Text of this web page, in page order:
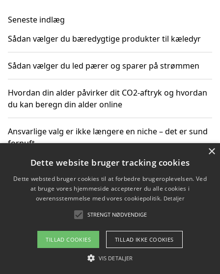
Seneste indlæg
Sådan vælger du bæredygtige produkter til kæledyr
Sådan vælger du led pærer og sparer på strømmen
Hvordan din alder påvirker dit CO2-aftryk og hvordan
du kan beregn din alder online
Ansvarlige valg er ikke længere en niche – det er sund
fornuft
Sådan kan du handle bæredygtigt og bestil med
faktura
Om / kontakt
Blog Betingelser
×
Dette website bruger tracking cookies
Dette websted bruger cookies til at forbedre brugeroplevelsen. Ved
at bruge vores hjemmeside accepterer du alle cookies i
overensstemmelse med vores cookiepolitik. Detaljer
STRENGT NØDVENDIGE
TILLAD COOKIES TILLAD IKKE COOKIES
VIS DETALJER